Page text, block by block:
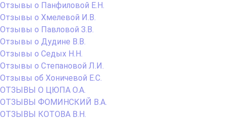
Отзывы о Панфиловой Е.Н.
Отзывы о Хмелевой И.В.
Отзывы о Павловой З.В.
Отзывы о Дудине В.В.
Отзывы о Седых Н.Н.
Отзывы о Степановой Л.И.
Отзывы об Хоничевой Е.С.
ОТЗЫВЫ О ЦЮПА О.А.
ОТЗЫВЫ ФОМИНСКИЙ В.А.
ОТЗЫВЫ КОТОВА В.Н.